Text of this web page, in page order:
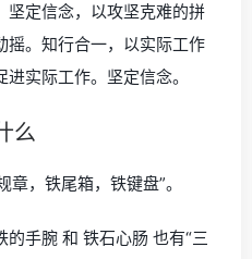
坚定信念，以攻坚克难的拼
摇。知行合一，以实际工作
实际工作。坚定信念。
么
章，铁尾箱，铁键盘”。
手腕 和 铁石心肠 也有“三